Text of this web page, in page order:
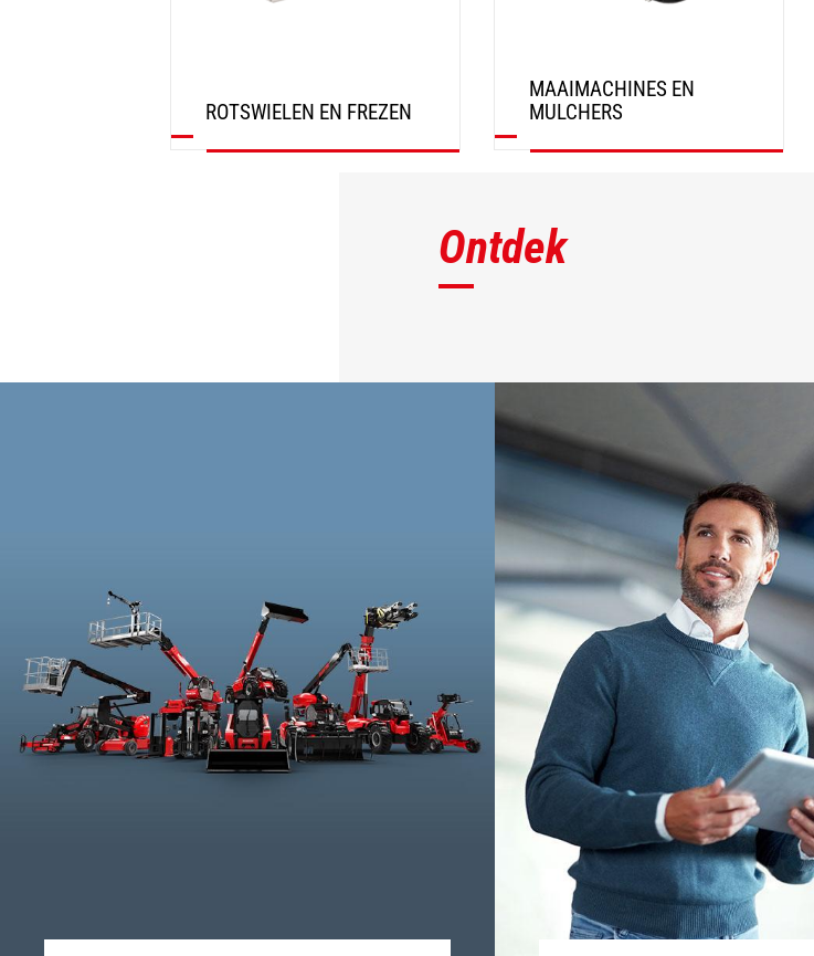
ROTSWIELEN EN FREZEN
MAAIMACHINES EN
MULCHERS
Ontdek